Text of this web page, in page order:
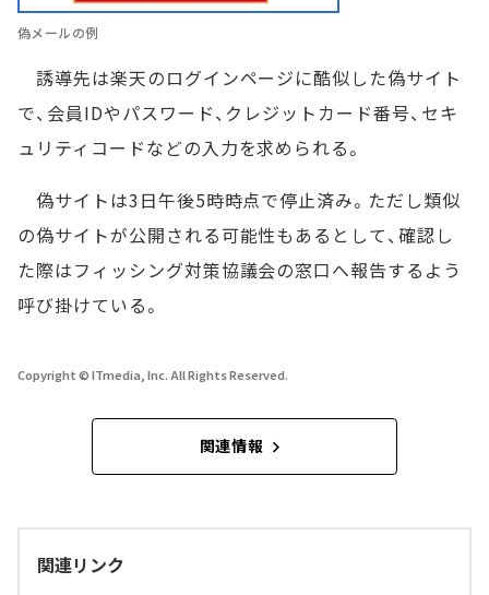
偽メールの例
誘導先は楽天のログインページに酷似した偽サイト
で、会員IDやパスワード、クレジットカード番号、セキ
ュリティコードなどの入力を求められる。
偽サイトは3日午後5時時点で停止済み。ただし類似
の偽サイトが公開される可能性もあるとして、確認し
た際はフィッシング対策協議会の窓口へ報告するよう
呼び掛けている。
Copyright © ITmedia, Inc. All Rights Reserved.
関連情報
関連リンク